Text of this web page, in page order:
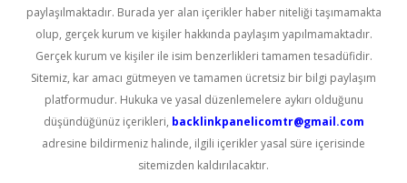
paylaşılmaktadır. Burada yer alan içerikler haber niteliği taşımamakta
olup, gerçek kurum ve kişiler hakkında paylaşım yapılmamaktadır.
Gerçek kurum ve kişiler ile isim benzerlikleri tamamen tesadüfidir.
Sitemiz, kar amacı gütmeyen ve tamamen ücretsiz bir bilgi paylaşım
platformudur. Hukuka ve yasal düzenlemelere aykırı olduğunu
düşündüğünüz içerikleri, backlinkpanelicomtr@gmail.com
adresine bildirmeniz halinde, ilgili içerikler yasal süre içerisinde
sitemizden kaldırılacaktır.